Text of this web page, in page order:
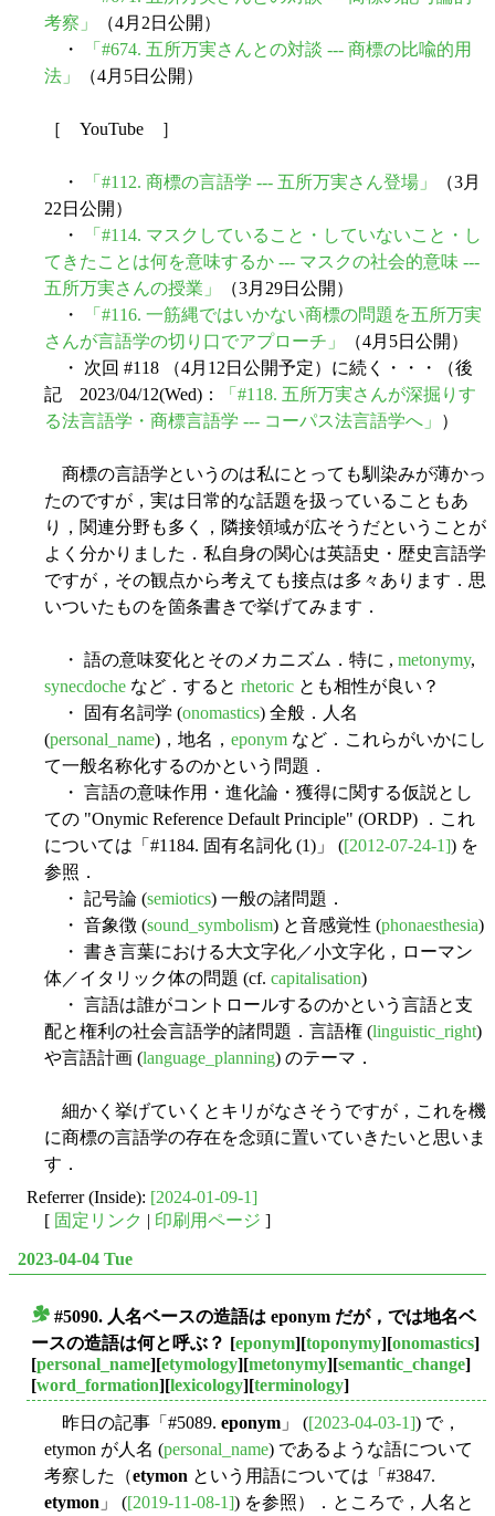
考察」
（4月2日公開）
・
「#674. 五所万実さんとの対談 --- 商標の比喩的用
法」
（4月5日公開）
［ YouTube ］
・ 「#112. 商標の言語学 --- 五所万実さん登場」
（3月
22日公開）
・
「#114. マスクしていること・していないこと・し
てきたことは何を意味するか --- マスクの社会的意味 ---
五所万実さんの授業」
（3月29日公開）
・
「#116. 一筋縄ではいかない商標の問題を五所万実
さんが言語学の切り口でアプローチ」
（4月5日公開）
・ 次回 #118 （4月12日公開予定）に続く・・・（後
記 2023/04/12(Wed)：
「#118. 五所万実さんが深掘りす
る法言語学・商標言語学 --- コーパス法言語学へ」
）
商標の言語学というのは私にとっても馴染みが薄かっ
たのですが，実は日常的な話題を扱っていることもあ
り，関連分野も多く，隣接領域が広そうだということが
よく分かりました．私自身の関心は英語史・歴史言語学
ですが，その観点から考えても接点は多々あります．思
いついたものを箇条書きで挙げてみます．
・ 語の意味変化とそのメカニズム．特に , metonymy,
synecdoche など．すると rhetoric とも相性が良い？
・ 固有名詞学 (onomastics) 全般．人名
(personal_name)，地名， eponym など．これらがいかにし
て一般名称化するのかという問題．
・ 言語の意味作用・進化論・獲得に関する仮説とし
ての "Onymic Reference Default Principle" (ORDP) ．これ
については「#1184. 固有名詞化 (1)」 ([2012-07-24-1]) を
参照．
・ 記号論 (semiotics) 一般の諸問題．
・ 音象徴 (sound_symbolism) と音感覚性 (phonaesthesia)
・ 書き言葉における大文字化／小文字化，ローマン
体／イタリック体の問題 (cf. capitalisation)
・ 言語は誰がコントロールするのかという言語と支
配と権利の社会言語学的諸問題．言語権 (linguistic_right)
や言語計画 (language_planning) のテーマ．
細かく挙げていくとキリがなさそうですが，これを機
に商標の言語学の存在を念頭に置いていきたいと思いま
す．
Referrer (Inside): [2024-01-09-1]
[ 固定リンク | 印刷用ページ ]
2023-04-04 Tue
#5090. 人名ベースの造語は eponym だが，では地名ベ
ースの造語は何と呼ぶ？ [eponym][toponymy][onomastics]
[personal_name][etymology][metonymy][semantic_change]
[word_formation][lexicology][terminology]
昨日の記事「#5089. eponym 」 ([2023-04-03-1]) で，
etymon が人名 (personal_name) であるような語について
考察した（etymon という用語については「#3847.
etymon 」 ([2019-11-08-1]) を参照）．ところで，人名と